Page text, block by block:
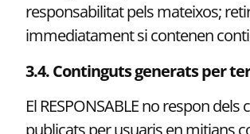
responsabilitat pels mateixos;
immediatament si contenen
3.4. Continguts generats per
El RESPONSABLE no respon dels